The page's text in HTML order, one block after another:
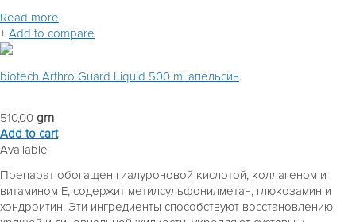
Read more
+ Add to compare
biotech Arthro Guard Liquid 500 ml апельсин
510,00 grn
Add to cart
Available
Препарат обогащен гиалуроновой кислотой, коллагеном и
витамином Е, содержит метилсульфонилметан, глюкозамин и
хондроитин. Эти ингредиенты способствуют восстановлению